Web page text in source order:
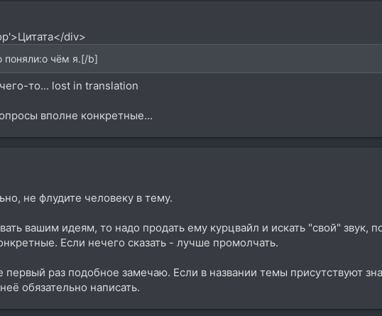
div>
поняли:о чём я.[/b]
то... lost in translation
вполне конкретные...
не флудите человеку в тему.
вашим идеям, то надо продать ему курцвайл и искать "свой" звук,
Если нечего сказать - лучше промолчать.
первый раз подобное замечаю. Если в названии темы присутствуют
обязательно написать.